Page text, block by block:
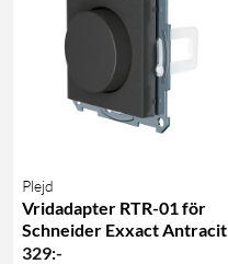
Plejd
Vridadapter RTR-01 för
Schneider Exxact Antracit
329:-